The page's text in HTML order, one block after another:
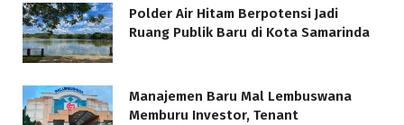
Polder Air Hitam Berpotensi Jadi
Ruang Publik Baru di Kota Samarinda
Manajemen Baru Mal Lembuswana
Memburu Investor, Tenant